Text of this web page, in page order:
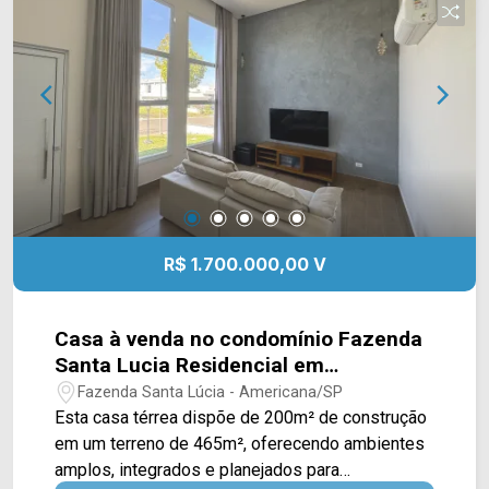
Supermercados Pague Menos e Delta
Supermercados, além de farmácias, escolas e
outros serviços essenciais. A região também
oferece fácil acesso à Avenida Brasil e à Rodovia
Luiz de Queiroz (SP-304), facilitando os
deslocamentos por Americana e região. Entre em
contato com a equipe da Arbix Imóveis e agende
sua visita! WhatsApp e telefone: (19) 3475-4546
Arbix Imóveis - Presente em cada momento.
R$ 1.700.000,00 V
Casa à venda no condomínio Fazenda
Santa Lucia Residencial em
Americana/SP
Fazenda Santa Lúcia - Americana/SP
Esta casa térrea dispõe de 200m² de construção
em um terreno de 465m², oferecendo ambientes
amplos, integrados e planejados para